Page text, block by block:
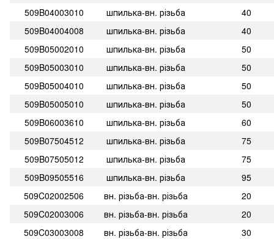
509B04003010 шпилька-вн. різьба
40
509B04004008
шпилька-вн. різьба
40
509B05002010
шпилька-вн. різьба
50
509B05003010
шпилька-вн. різьба
50
509B05004010
шпилька-вн. різьба
50
509B05005010
шпилька-вн. різьба
50
509B06003610
шпилька-вн. різьба
60
509B07504512
шпилька-вн. різьба
75
509B07505012
шпилька-вн. різьба
75
509B09505516
шпилька-вн. різьба
95
509C02002506
вн. різьба-вн. різьба
20
509C02003006
вн. різьба-вн. різьба
20
509C03003008
вн. різьба-вн. різьба
30